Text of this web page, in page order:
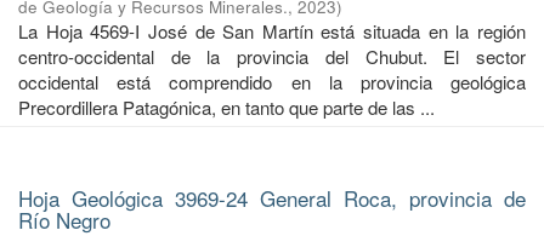
de Geología y Recursos Minerales., 2023)
La Hoja 4569-I José de San Martín está situada en la región
centro-occidental de la provincia del Chubut. El sector
occidental está comprendido en la provincia geológica
Precordillera Patagónica, en tanto que parte de las ...
Hoja Geológica 3969-24 General Roca, provincia de
Río Negro